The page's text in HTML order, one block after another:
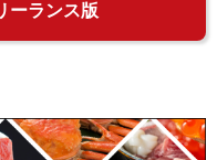
ーランス版